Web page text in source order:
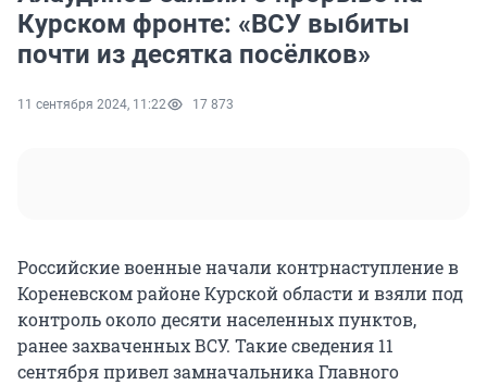
Курском фронте: «ВСУ выбиты
почти из десятка посёлков»
11 сентября 2024, 11:22 17 873
Российские военные начали контрнаступление в
Кореневском районе Курской области и взяли под
контроль около десяти населенных пунктов,
ранее захваченных ВСУ. Такие сведения 11
сентября привел замначальника Главного